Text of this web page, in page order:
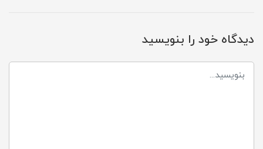
دیدگاه خود را بنویسید